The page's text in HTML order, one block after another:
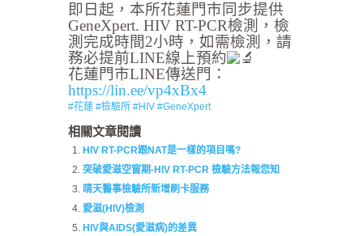
即日起，本所花蓮門市同步提供
GeneXpert. HIV RT-PCR檢測，檢
測完成時間2小時，如需檢測，請
務必提前LINE線上預約
花蓮門市LINE傳送門：
https://lin.ee/vp4xBx4
#花蓮 #檢驗所 #HIV #GeneXpert
相關文章閱讀
HIV RT-PCR跟NAT是一樣的項目嗎?
突破愛滋空窗期-HIV RT-PCR 檢驗方法報您知
晴天醫事檢驗所新增刷卡服務
愛滋(HIV)檢測
HIV與AIDS(愛滋病)的差異